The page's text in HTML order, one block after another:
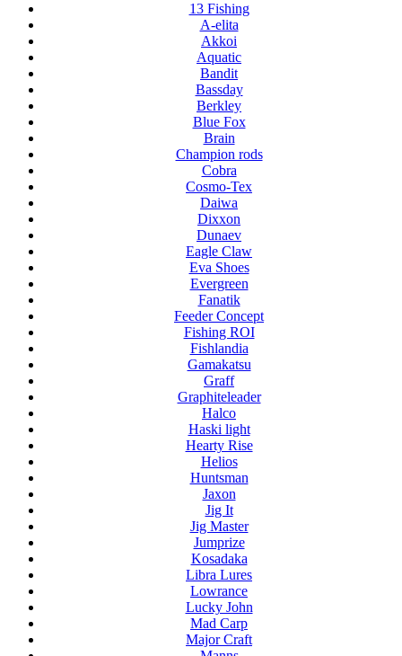
13 Fishing
A-elita
Akkoi
Aquatic
Bandit
Bassday
Berkley
Blue Fox
Brain
Champion rods
Cobra
Cosmo-Tex
Daiwa
Dixxon
Dunaev
Eagle Claw
Eva Shoes
Evergreen
Fanatik
Feeder Concept
Fishing ROI
Fishlandia
Gamakatsu
Graff
Graphiteleader
Halco
Haski light
Hearty Rise
Helios
Huntsman
Jaxon
Jig It
Jig Master
Jumprize
Kosadaka
Libra Lures
Lowrance
Lucky John
Mad Carp
Major Craft